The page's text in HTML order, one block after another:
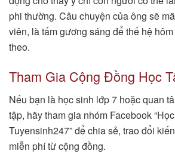
phi thường. Câu chuyện của ông sẽ
viên, là tấm gương sáng để thế hệ
theo.
Tham Gia Cộng Đồng Học
Nếu bạn là học sinh lớp 7 hoặc quan
tập, hãy tham gia nhóm Facebook
Tuyensinh247” để chia sẻ, trao đổi
miễn phí từ cộng đồng.